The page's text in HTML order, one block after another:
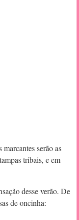
serão as
tribais, e em
desse verão. De
de oncinha: